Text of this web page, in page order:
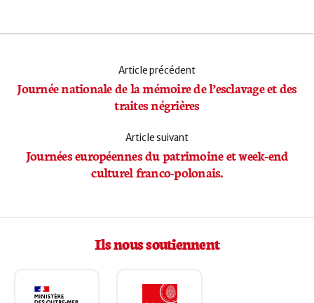
Article précédent
Journée nationale de la mémoire de l’esclavage et des
traites négrières
Article suivant
Journées européennes du patrimoine et week-end
culturel franco-polonais.
Ils nous soutiennent